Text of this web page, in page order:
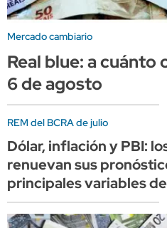
Mercado cambiario
Real blue: a cuánto
6 de agosto
REM del BCRA de julio
Dólar, inflación y PBI:
renuevan sus
principales variables